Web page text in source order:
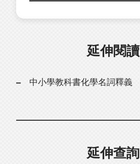
延伸閱讀
中小學教科書化學名詞釋義
延伸查詢